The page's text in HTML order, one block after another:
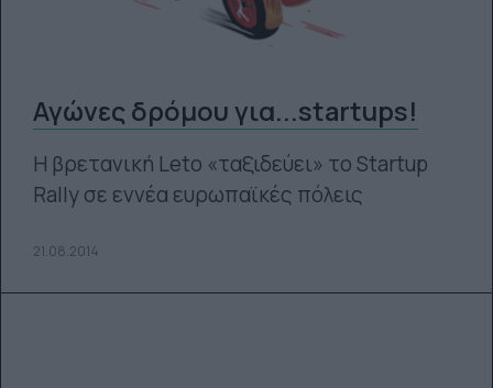
Αγώνες δρόμου για...startups!
H βρετανική Leto «ταξιδεύει» το Startup
Rally σε εννέα ευρωπαϊκές πόλεις
21.08.2014